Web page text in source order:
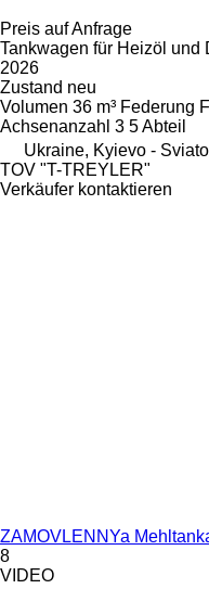
Preis auf Anfrage
Tankwagen für Heizöl und
2026
Zustand neu
Volumen 36 m³ Federung
Achsenanzahl 3 5 Abteil
Ukraine, Kyievo -
TOV "T-TREYLER"
Verkäufer kontaktieren
ZAMOVLENNYa
8
VIDEO